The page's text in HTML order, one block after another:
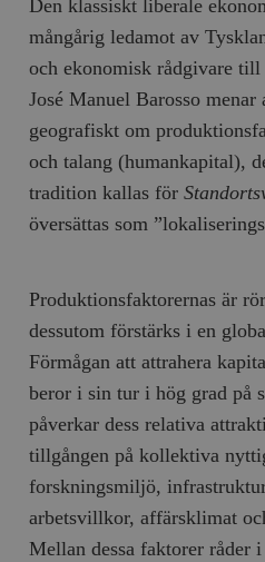
Den klassiskt liberale
mångårig ledamot av
och ekonomisk rådgivare
José Manuel Barosso
geografiskt om
och talang (humankapital),
tradition kallas för
översättas som
Produktionsfaktorernas är
dessutom förstärks i en
Förmågan att attrahera
beror i sin tur i hög grad på
påverkar dess relativa
tillgången på kollektiva
forskningsmiljö,
arbetsvillkor, affärsklimat
Mellan dessa faktorer råder